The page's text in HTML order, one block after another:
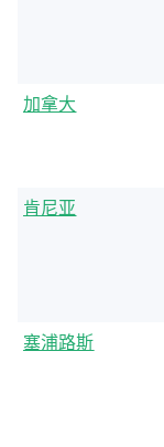
加拿大
肯尼亚
塞浦路斯